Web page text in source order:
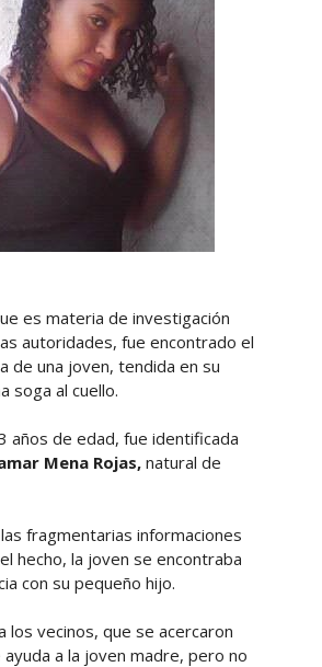
es materia de investigación
autoridades, fue encontrado el
de una joven, tendida en su
soga al cuello.
años de edad, fue identificada
Mena Rojas,natural de
fragmentarias informaciones
hecho, la joven se encontraba
con su pequeño hijo.
los vecinos, que se acercaron
a la joven madre, pero no